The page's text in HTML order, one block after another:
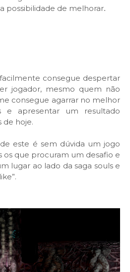
possibilidade de melhorar.
consegue despertar
jogador, mesmo quem não
consegue agarrar no melhor
e apresentar um resultado
de hoje.
este é sem dúvida um jogo
os que procuram um desafio e
lugar ao lado da saga souls e